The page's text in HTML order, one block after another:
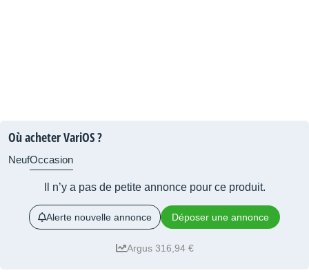
Où acheter VariOS ?
NeufOccasion
Il n’y a pas de petite annonce pour ce produit.
Alerte nouvelle annonce Déposer une annonce
Argus 316,94 €